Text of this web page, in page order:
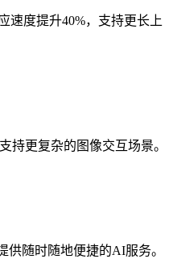
速度提升40%，支持更长上
持更复杂的图像交互场景。
供随时随地便捷的AI服务。